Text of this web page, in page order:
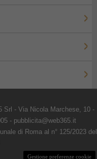
Srl - Via Nicola Marchese, 10 -
- pubblicita@web365.it
di Roma al n° 125/2023 del
Gestione preferenze cookie